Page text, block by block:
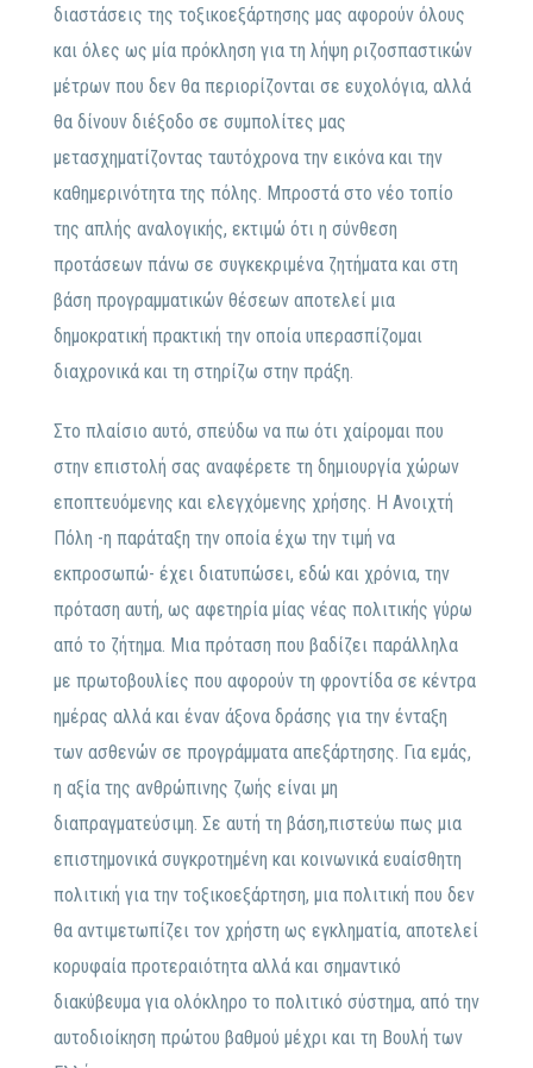
διαστάσεις της τοξικοεξάρτησης μας αφορούν όλους
και όλες ως μία πρόκληση για τη λήψη ριζοσπαστικών
μέτρων που δεν θα περιορίζονται σε ευχολόγια, αλλά
θα δίνουν διέξοδο σε συμπολίτες μας
μετασχηματίζοντας ταυτόχρονα την εικόνα και την
καθημερινότητα της πόλης. Μπροστά στο νέο τοπίο
της απλής αναλογικής, εκτιμώ ότι η σύνθεση
προτάσεων πάνω σε συγκεκριμένα ζητήματα και στη
βάση προγραμματικών θέσεων αποτελεί μια
δημοκρατική πρακτική την οποία υπερασπίζομαι
διαχρονικά και τη στηρίζω στην πράξη.
Στο πλαίσιο αυτό, σπεύδω να πω ότι χαίρομαι που
στην επιστολή σας αναφέρετε τη δημιουργία χώρων
εποπτευόμενης και ελεγχόμενης χρήσης. Η Ανοιχτή
Πόλη -η παράταξη την οποία έχω την τιμή να
εκπροσωπώ- έχει διατυπώσει, εδώ και χρόνια, την
πρόταση αυτή, ως αφετηρία μίας νέας πολιτικής γύρω
από το ζήτημα. Μια πρόταση που βαδίζει παράλληλα
με πρωτοβουλίες που αφορούν τη φροντίδα σε κέντρα
ημέρας αλλά και έναν άξονα δράσης για την ένταξη
των ασθενών σε προγράμματα απεξάρτησης. Για εμάς,
η αξία της ανθρώπινης ζωής είναι μη
διαπραγματεύσιμη. Σε αυτή τη βάση,πιστεύω πως μια
επιστημονικά συγκροτημένη και κοινωνικά ευαίσθητη
πολιτική για την τοξικοεξάρτηση, μια πολιτική που δεν
θα αντιμετωπίζει τον χρήστη ως εγκληματία, αποτελεί
κορυφαία προτεραιότητα αλλά και σημαντικό
διακύβευμα για ολόκληρο το πολιτικό σύστημα, από την
αυτοδιοίκηση πρώτου βαθμού μέχρι και τη Βουλή των